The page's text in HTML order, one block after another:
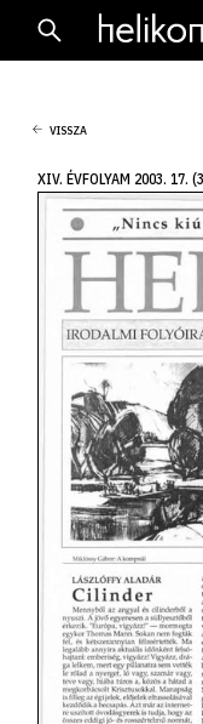
VISSZA
XIV. ÉVFOLYAM 2003. 17.